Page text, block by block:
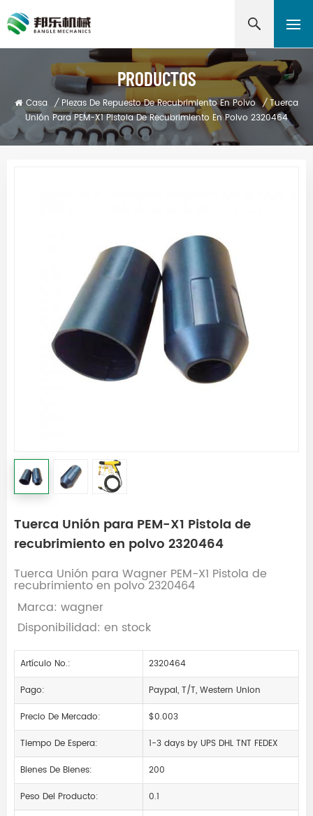
PRODUCTOS
Casa / Piezas De Repuesto De Recubrimiento En Polvo / Tuerca
Unión Para PEM-X1 Pistola De Recubrimiento En Polvo 2320464
Tuerca Unión para PEM-X1 Pistola de
recubrimiento en polvo 2320464
Tuerca Unión para Wagner PEM-X1 Pistola de
recubrimiento en polvo 2320464
Marca: wagner
Disponibilidad: en stock
Artículo No.:
2320464
Pago:
Paypal, T/T, Western Union
Precio De Mercado:
$0.003
Tiempo De Espera:
1-3 days by UPS DHL TNT FEDEX
Bienes De Bienes:
200
Peso Del Producto:
0.1